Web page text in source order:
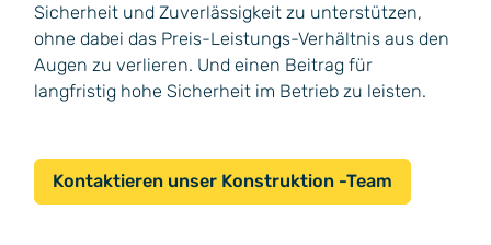
Sicherheit und Zuverlässigkeit zu unterstützen,
ohne dabei das Preis-Leistungs-Verhältnis aus den
Augen zu verlieren. Und einen Beitrag für
langfristig hohe Sicherheit im Betrieb zu leisten.
Kontaktieren unser Konstruktion -Team